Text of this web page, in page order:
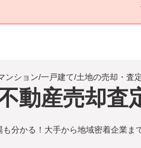
ンション/一戸建て/土地の売却・査
動産売却査
分かる！大手から地域密着企業まで